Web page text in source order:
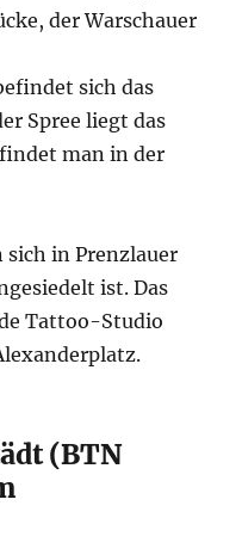
der Warschauer
sich das
Spree liegt das
findet man in der
in Prenzlauer
ist. Das
Tattoo-Studio
(BTN